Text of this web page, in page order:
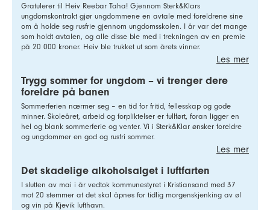
Gratulerer til Heiv Reebar Taha! Gjennom Sterk&Klars
ungdomskontrakt gjør ungdommene en avtale med foreldrene sine
om å holde seg rusfrie gjennom ungdomsskolen. I år var det mange
som holdt avtalen, og alle disse ble med i trekningen av en premie
på 20 000 kroner. Heiv ble trukket ut som årets vinner.
Les mer
Trygg sommer for ungdom – vi trenger dere
foreldre på banen
Sommerferien nærmer seg – en tid for fritid, fellesskap og gode
minner. Skoleåret, arbeid og forpliktelser er fullført, foran ligger en
hel og blank sommerferie og venter. Vi i Sterk&Klar ønsker foreldre
og ungdommer en god og rusfri sommer.
Les mer
Det skadelige alkoholsalget i luftfarten
I slutten av mai i år vedtok kommunestyret i Kristiansand med 37
mot 20 stemmer at det skal åpnes for tidlig morgenskjenking av øl
og vin på Kjevik lufthavn.